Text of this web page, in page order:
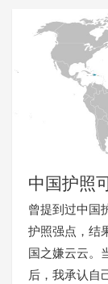
中国护照
曾提到过中国
护照强点，结
国之嫌云云。
后，我承认自